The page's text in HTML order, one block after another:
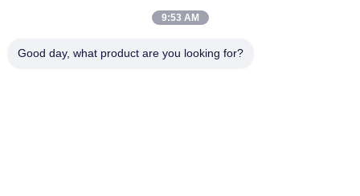
Macchine per il ripiegamento a spirale ad ultrasuoni e per il
9:53 AM
Good day, what product are you looking for?